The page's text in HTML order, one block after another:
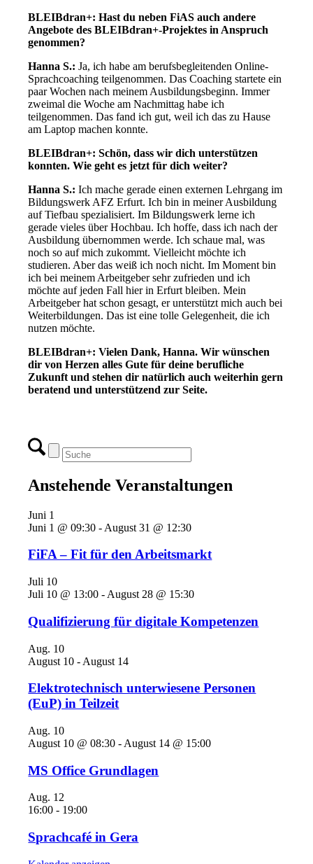
BLEIBdran+: Hast du neben FiAS auch andere
Angebote des BLEIBdran+-Projektes in Anspruch
genommen?
Hanna S.: Ja, ich habe am berufsbegleitenden Online-
Sprachcoaching teilgenommen. Das Coaching startete ein
paar Wochen nach meinem Ausbildungsbeginn. Immer
zweimal die Woche am Nachmittag habe ich
teilgenommen. Das fand ich gut, weil ich das zu Hause
am Laptop machen konnte.
BLEIBdran+: Schön, dass wir dich unterstützen
konnten. Wie geht es jetzt für dich weiter?
Hanna S.: Ich mache gerade einen externen Lehrgang im
Bildungswerk AFZ Erfurt. Ich bin in meiner Ausbildung
auf Tiefbau spezialisiert. Im Bildungswerk lerne ich
gerade vieles über Hochbau. Ich hoffe, dass ich nach der
Ausbildung übernommen werde. Ich schaue mal, was
noch so auf mich zukommt. Vielleicht möchte ich
studieren. Aber das weiß ich noch nicht. Im Moment bin
ich bei meinem Arbeitgeber sehr zufrieden und ich
möchte auf jeden Fall hier in Erfurt bleiben. Mein
Arbeitgeber hat schon gesagt, er unterstützt mich auch bei
Weiterbildungen. Das ist eine tolle Gelegenheit, die ich
nutzen möchte.
BLEIBdran+: Vielen Dank, Hanna. Wir wünschen
dir von Herzen alles Gute für deine berufliche
Zukunft und stehen dir natürlich auch weiterhin gern
beratend und unterstützend zur Seite.
Anstehende Veranstaltungen
Juni 1
Juni 1 @ 09:30 - August 31 @ 12:30
FiFA – Fit für den Arbeitsmarkt
Juli 10
Juli 10 @ 13:00 - August 28 @ 15:30
Qualifizierung für digitale Kompetenzen
Aug. 10
August 10 - August 14
Elektrotechnisch unterwiesene Personen
(EuP) in Teilzeit
Aug. 10
August 10 @ 08:30 - August 14 @ 15:00
MS Office Grundlagen
Aug. 12
16:00 - 19:00
Sprachcafé in Gera